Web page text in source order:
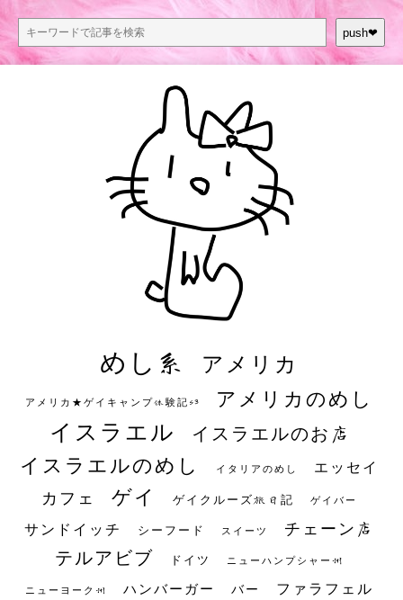
push❤︎
めし系 アメリカ
アメリカ★ゲイキャンプ体験記S3 アメリカのめし
イスラエル イスラエルのお店
イスラエルのめし イタリアのめし エッセイ
カフェ ゲイ ゲイクルーズ旅日記 ゲイバー
サンドイッチ シーフード スイーツ チェーン店
テルアビブ ドイツ ニューハンプシャー州
ニューヨーク州 ハンバーガー バー ファラフェル